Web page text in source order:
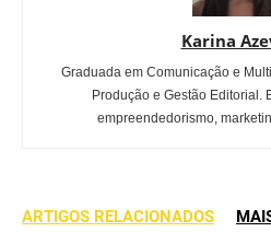
Karina
Graduada em Comunicação e
Produção e Gestão Editorial.
empreendedorismo,
ARTIGOS RELACIONADOS